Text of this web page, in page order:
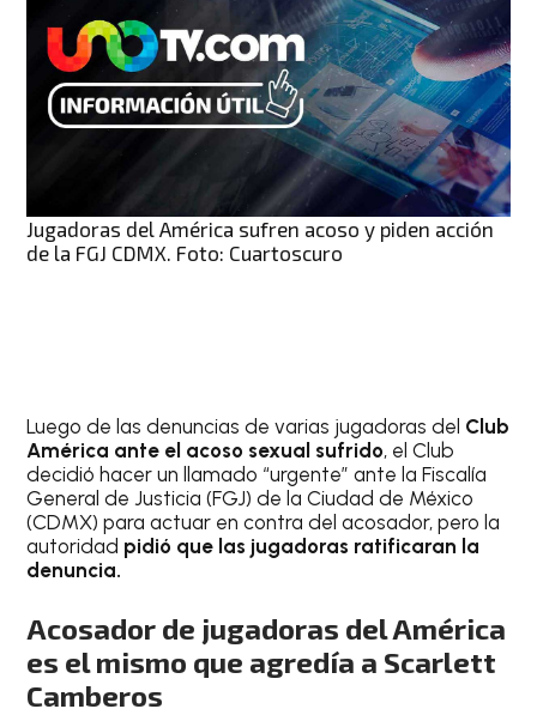
Jugadoras del América sufren acoso y piden acción
de la FGJ CDMX. Foto: Cuartoscuro
Luego de las denuncias de varias jugadoras del Club
América ante el acoso sexual sufrido, el Club
decidió hacer un llamado “urgente” ante la Fiscalía
General de Justicia (FGJ) de la Ciudad de México
(CDMX) para actuar en contra del acosador, pero la
autoridad pidió que las jugadoras ratificaran la
denuncia.
Acosador de jugadoras del América
es el mismo que agredía a Scarlett
Camberos